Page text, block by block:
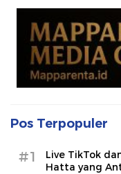
Pos Terpopuler
#1
Live TikTok
Hatta yang